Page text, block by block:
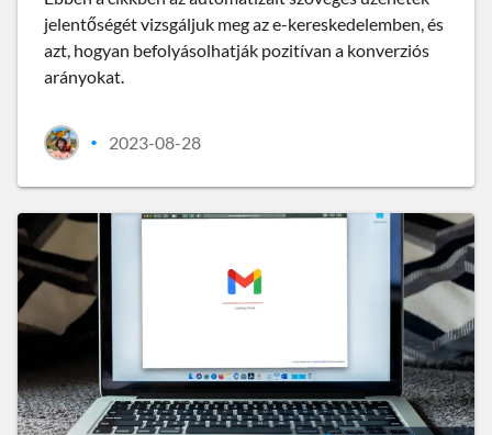
jelentőségét vizsgáljuk meg az e-kereskedelemben, és
azt, hogyan befolyásolhatják pozitívan a konverziós
arányokat.
• 2023-08-28